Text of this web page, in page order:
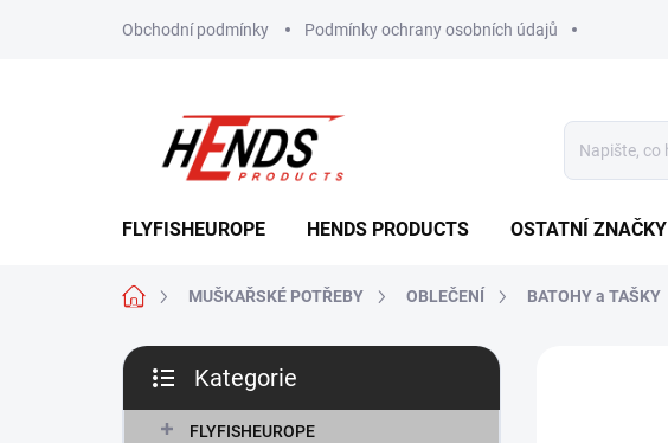
Obchodní podmínky Podmínky ochrany osobních údajů
FLYFISHEUROPE HENDS PRODUCTS OSTATNÍ ZNAČKY
Domů MUŠKAŘSKÉ POTŘEBY OBLEČENÍ BATOHY a TAŠKY
P
s
kategorie
Kategorie
FLYFISHEUROPE